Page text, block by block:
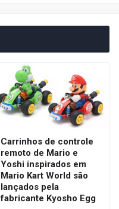
Carrinhos de controle
remoto de Mario e
Yoshi inspirados em
Mario Kart World são
lançados pela
fabricante Kyosho Egg